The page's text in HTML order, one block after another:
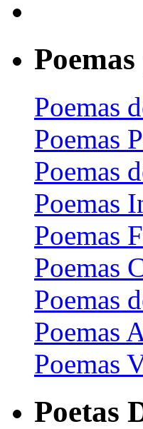
Poemas
Poemas
Poemas
Poemas
Poemas
Poemas
Poemas
Poemas
Poemas
Poetas